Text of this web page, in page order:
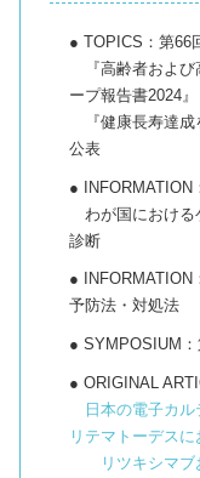
● TOPICS：第66
『高齢者および
ープ報告書2024』
『健康長寿達成
公表
● INFORMATION
わが国における
診断
● INFORMATION
予防法・対処法
● SYMPOSIUM
● ORIGINAL
日本の電子カ
リテマトーデスに
リツキシマブ